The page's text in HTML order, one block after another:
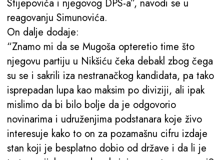
Stijepovića i njegovog DPS-a”, navodi se u
reagovanju Simunovića.
On dalje dodaje:
“Znamo mi da se Mugoša opteretio time što
njegovu partiju u Nikšiću čeka debakl zbog čega
su se i sakrili iza nestranačkog kandidata, pa tako
isprepadan lupa kao maksim po diviziji, ali ipak
mislimo da bi bilo bolje da je odgovorio
novinarima i udruženjima podstanara koje živo
interesuje kako to on za pozamašnu cifru izdaje
stan koji je besplatno dobio od države i da li je